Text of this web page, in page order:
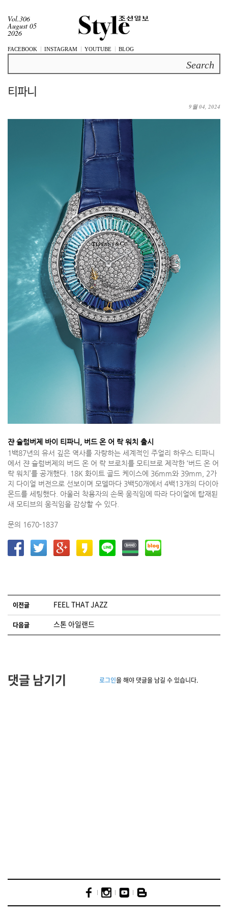
Vol.306
August 05
2026
FACEBOOK INSTAGRAM YOUTUBE BLOG
티파니
9월 04, 2024
쟌 슐럼버제 바이 티파니, 버드 온 어 락 워치 출시
1백87년의 유서 깊은 역사를 자랑하는 세계적인 주얼리 하우스 티파니
에서 쟌 슐럼버제의 버드 온 어 락 브로치를 모티브로 제작한 ‘버드 온 어
락 워치’를 공개했다. 18K 화이트 골드 케이스에 36mm와 39mm, 2가
지 다이얼 버전으로 선보이며 모델마다 3백50개에서 4백13개의 다이아
몬드를 세팅했다. 아울러 착용자의 손목 움직임에 따라 다이얼에 탑재된
새 모티브의 움직임을 감상할 수 있다.
문의 1670-1837
글 네비게이션
이전글 FEEL THAT JAZZ
다음글 스톤 아일랜드
댓글 남기기 로그인을 해야 댓글을 남길 수 있습니다.